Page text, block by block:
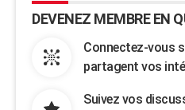
DEVENEZ MEMBRE EN
Connectez-vous
partagent vos
Suivez vos